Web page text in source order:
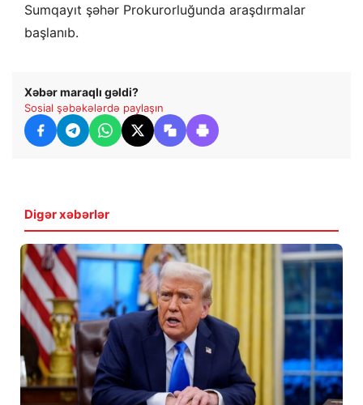
Sumqayıt şəhər Prokurorluğunda araşdırmalar
başlanıb.
Xəbər maraqlı gəldi?
Sosial şəbəkələrdə paylaşın
Digər xəbərlər